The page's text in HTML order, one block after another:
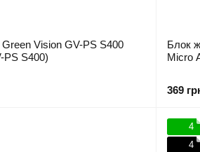
Vision GV-PS S400
PS S400)
Блок
Micro
369
4
4